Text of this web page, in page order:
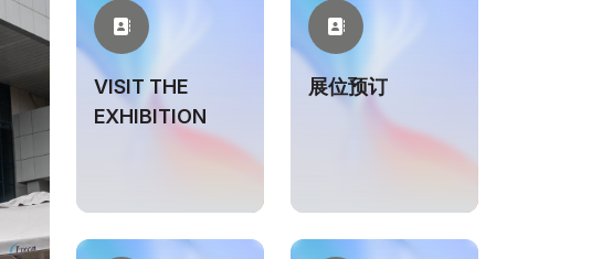
VISIT THE
EXHIBITION
展位预订